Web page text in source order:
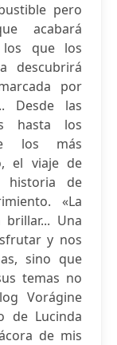
pero
acabará
que los
descubrirá
por
Desde las
hasta los
los más
el viaje de
historia de
«La
Una
y nos
sino que
temas no
Vorágine
de Lucinda
de mis